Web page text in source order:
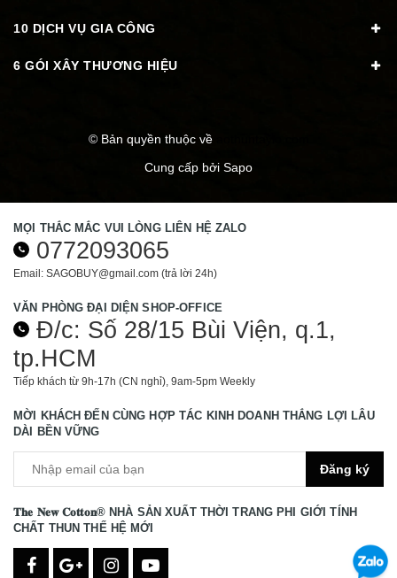
10 DỊCH VỤ GIA CÔNG
6 GÓI XÂY THƯƠNG HIỆU
© Bản quyền thuộc về
Cung cấp bởi Sapo
MỌI THẮC MẮC VUI LÒNG LIÊN HỆ ZALO
0772093065
Email: SAGOBUY@gmail.com (trả lời 24h)
VĂN PHÒNG ĐẠI DIỆN SHOP-OFFICE
Đ/c: Số 28/15 Bùi Viện, q.1,
tp.HCM
Tiếp khách từ 9h-17h (CN nghỉ), 9am-5pm Weekly
MỜI KHÁCH ĐẾN CÙNG HỢP TÁC KINH DOANH THẮNG LỢI LÂU
DÀI BỀN VỮNG
Đăng ký
𝐓𝐡𝐞 𝐍𝐞𝐰 𝐂𝐨𝐭𝐭𝐨𝐧®️ NHÀ SẢN XUẤT THỜI TRANG PHI GIỚI TÍNH
CHẤT THUN THẾ HỆ MỚI